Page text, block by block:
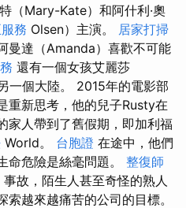
（Mary-Kate）和阿什利·奧
務 Olsen）主演。 居家打掃
曼達（Amanda）喜歡不可能
還有一個女孩艾麗莎
一個大陸。 2015年的電影部
重新思考，他的兒子Rusty在
家人帶到了舊假期，即加利福
World。 台胞證 在途中，他們
命危險是絲毫問題。 整復師
故，陌生人甚至奇怪的熟人
越來越痛苦的公司的目標。